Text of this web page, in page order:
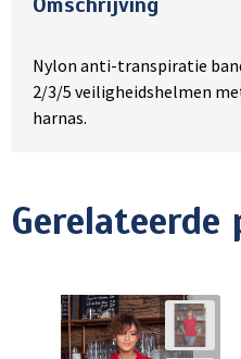
Nylon anti-transpiratie
2/3/5 veiligheidshelmen
harnas.
Gerelateerde